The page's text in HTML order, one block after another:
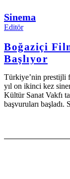
Sinema
Editör
Boğaziçi
Başlıyor
Türkiye’nin prestijli
yıl on ikinci kez
Kültür Sanat Vakfı
başvuruları başladı.